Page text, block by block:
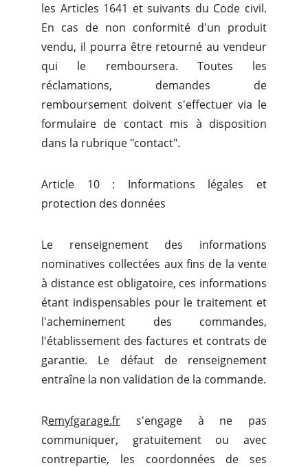
les Articles 1641 et suivants du Code civil.
En cas de non conformité d'un produit
vendu, il pourra être retourné au vendeur
qui le remboursera. Toutes les
réclamations, demandes de
remboursement doivent s'effectuer via le
formulaire de contact mis à disposition
dans la rubrique "contact".
Article 10 : Informations légales et
protection des données
Le renseignement des informations
nominatives collectées aux fins de la vente
à distance est obligatoire, ces informations
étant indispensables pour le traitement et
l'acheminement des commandes,
l'établissement des factures et contrats de
garantie. Le défaut de renseignement
entraîne la non validation de la commande.
Remyfgarage.fr s'engage à ne pas
communiquer, gratuitement ou avec
contrepartie, les coordonnées de ses